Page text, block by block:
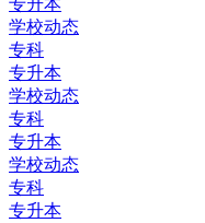
专升本
学校动态
专科
专升本
学校动态
专科
专升本
学校动态
专科
专升本